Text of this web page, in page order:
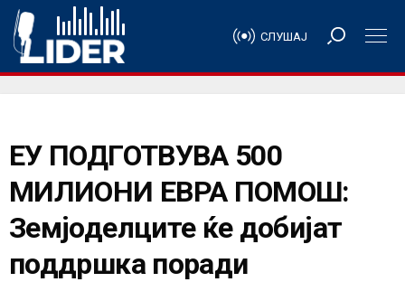
СЛУШАЈ
ЕУ ПОДГОТВУВА 500
МИЛИОНИ ЕВРА ПОМОШ:
Земјоделците ќе добијат
поддршка поради